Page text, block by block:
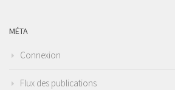
MÉTA
Connexion
Flux des publications